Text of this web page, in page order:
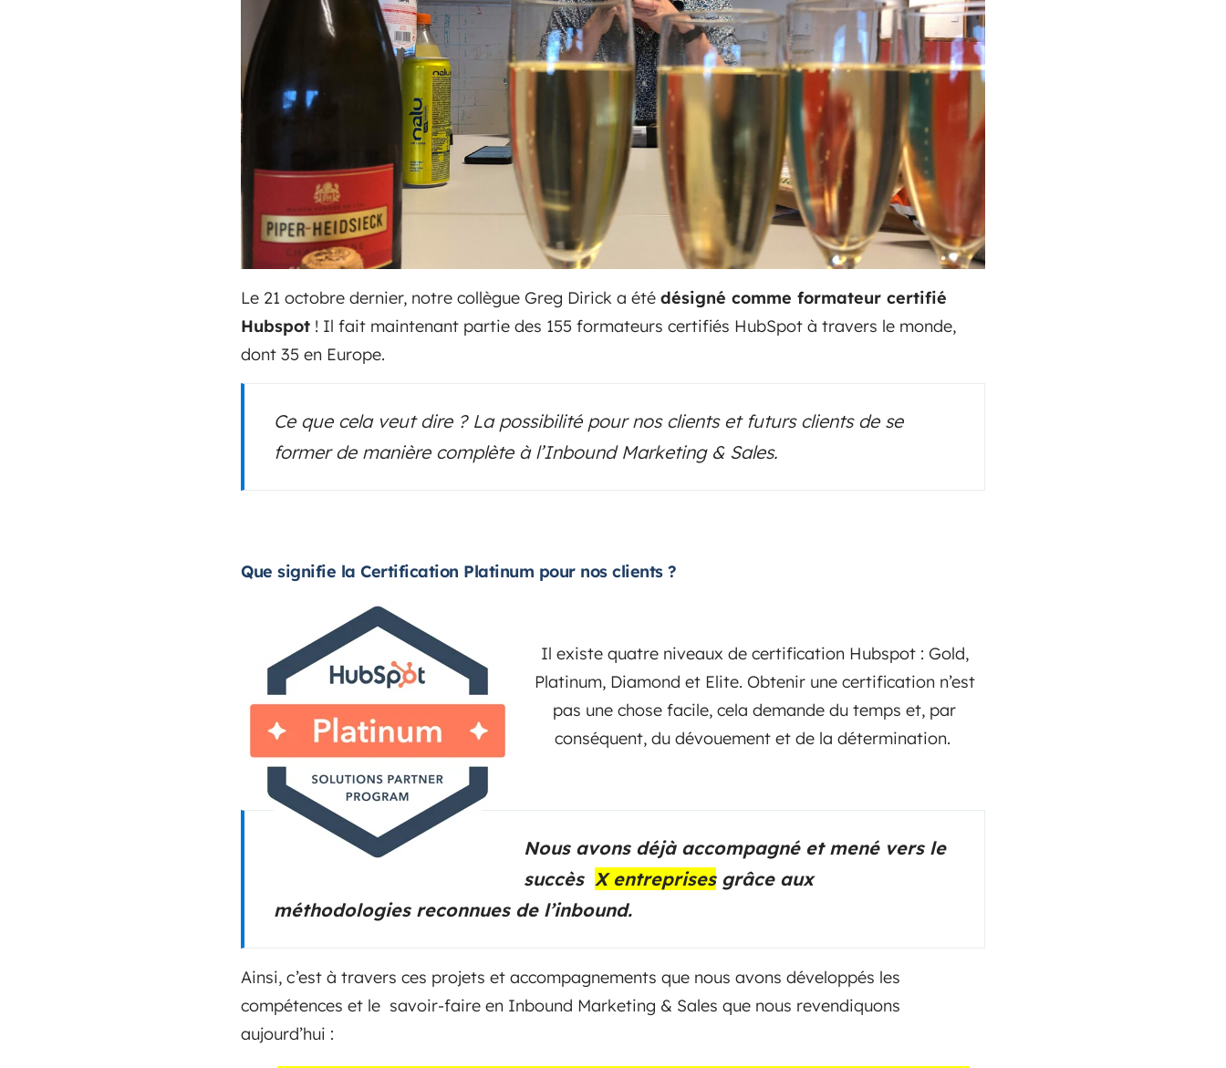
Le 21 octobre dernier, notre collègue Greg Dirick a été désigné comme formateur certifié
Hubspot ! Il fait maintenant partie des 155 formateurs certifiés HubSpot à travers le monde,
dont 35 en Europe.
Ce que cela veut dire ? La possibilité pour nos clients et futurs clients de se
former de manière complète à l’Inbound Marketing & Sales.
Que signifie la Certification Platinum pour nos clients ?
Il existe quatre niveaux de certification Hubspot : Gold,
Platinum, Diamond et Elite. Obtenir une certification n’est
pas une chose facile, cela demande du temps et, par
conséquent, du dévouement et de la détermination.
Nous avons déjà accompagné et mené vers le
succès X entreprisesgrâce aux
méthodologies reconnues de l’inbound.
Ainsi, c’est à travers ces projets et accompagnements que nous avons développés les
compétences et le savoir-faire en Inbound Marketing & Sales que nous revendiquons
aujourd’hui :